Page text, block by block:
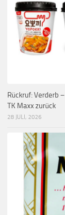
Rückruf: Verderb
TK Maxx zurück
28 JULI, 2026